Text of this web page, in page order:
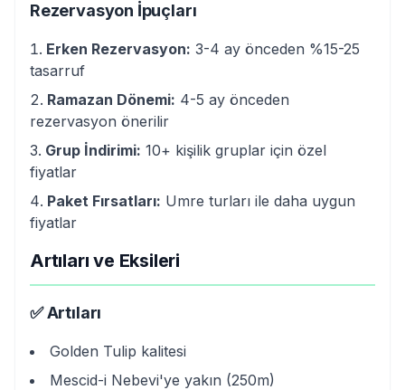
Rezervasyon İpuçları
Erken Rezervasyon: 3-4 ay önceden %15-25
tasarruf
Ramazan Dönemi: 4-5 ay önceden
rezervasyon önerilir
Grup İndirimi: 10+ kişilik gruplar için özel
fiyatlar
Paket Fırsatları: Umre turları ile daha uygun
fiyatlar
Artıları ve Eksileri
✅ Artıları
Golden Tulip kalitesi
Mescid-i Nebevi'ye yakın (250m)